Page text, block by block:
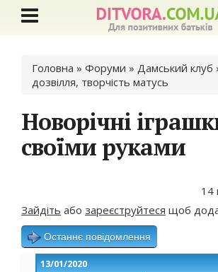
Ви є тут
Головна » Форуми » Дамський клуб
дозвілля, творчість матусь
Новорічні
своїми руками
14
Зайдіть або зареєструйтеся щоб
Останнє повідомлення
13/01/2020